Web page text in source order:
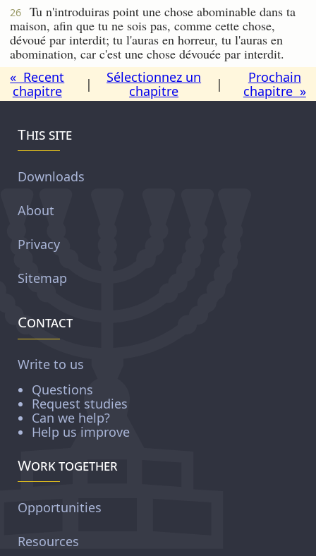
26
Tu n'introduiras point une chose abominable dans ta
maison, afin que tu ne sois pas, comme cette chose,
dévoué par interdit; tu l'auras en horreur, tu l'auras en
abomination, car c'est une chose dévouée par interdit.
« Recent
chapitre
|
Sélectionnez un
chapitre
|
Prochain
chapitre »
This site
Downloads
About
Privacy
Sitemap
Contact
Write to us
Questions
Request studies
Can we help?
Help us improve
Work together
Opportunities
Resources